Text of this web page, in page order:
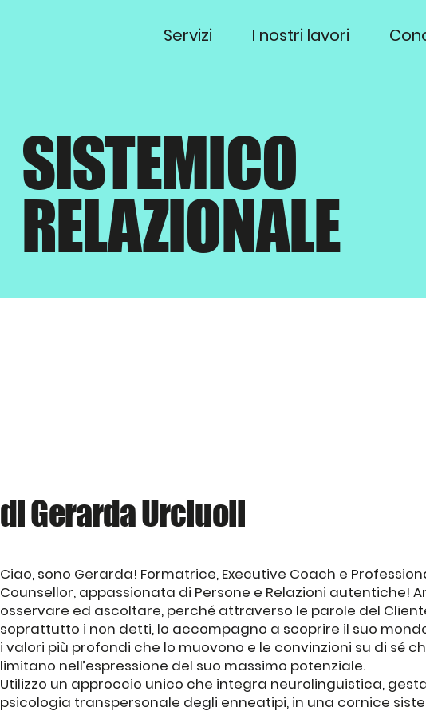
Servizi I nostri lavori
SISTEMICO
RELAZIONALE
di Gerarda Urciuoli
Ciao, sono Gerarda! Formatrice, Executive Coach e
Counsellor, appassionata di Persone e Relazioni autentiche!
osservare ed ascoltare, perché attraverso le parole del
soprattutto i non detti, lo accompagno a scoprire il suo
i valori più profondi che lo muovono e le convinzioni su di sé
limitano nell’espressione del suo massimo potenziale.
Utilizzo un approccio unico che integra neurolinguistica,
psicologia transpersonale degli enneatipi, in una cornice